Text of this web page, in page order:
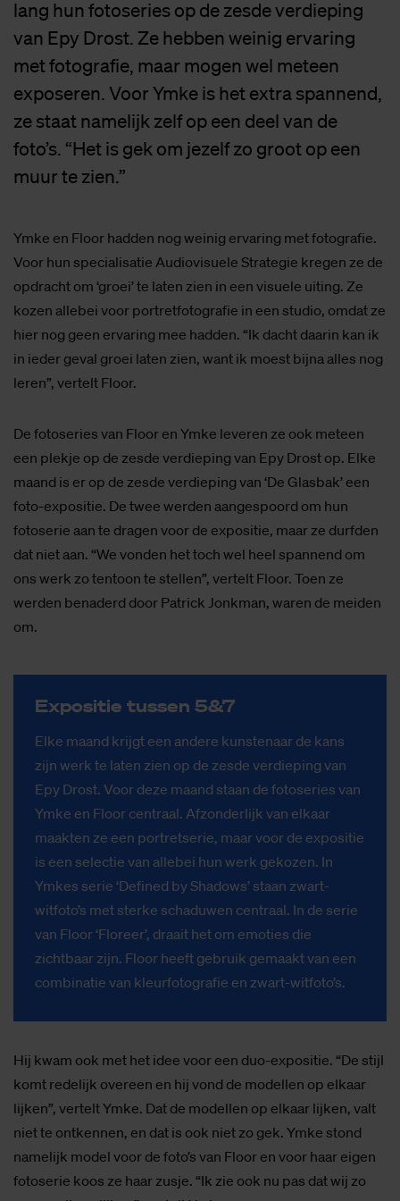
lang hun fotoseries op de zesde verdieping
van Epy Drost. Ze hebben weinig ervaring
met fotografie, maar mogen wel meteen
exposeren. Voor Ymke is het extra spannend,
ze staat namelijk zelf op een deel van de
foto’s. “Het is gek om jezelf zo groot op een
muur te zien.”
Ymke en Floor hadden nog weinig ervaring met fotografie.
Voor hun specialisatie Audiovisuele Strategie kregen ze de
opdracht om ‘groei’ te laten zien in een visuele uiting. Ze
kozen allebei voor portretfotografie in een studio, omdat ze
hier nog geen ervaring mee hadden. “Ik dacht daarin kan ik
in ieder geval groei laten zien, want ik moest bijna alles nog
leren”, vertelt Floor.
De fotoseries van Floor en Ymke leveren ze ook meteen
een plekje op de zesde verdieping van Epy Drost op. Elke
maand is er op de zesde verdieping van ‘De Glasbak’ een
foto-expositie. De twee werden aangespoord om hun
fotoserie aan te dragen voor de expositie, maar ze durfden
dat niet aan. “We vonden het toch wel heel spannend om
ons werk zo tentoon te stellen”, vertelt Floor. Toen ze
werden benaderd door Patrick Jonkman, waren de meiden
om.
Ex­po­si­tie tus­sen 5&7
Elke maand krijgt een andere kunstenaar de kans
zijn werk te laten zien op de zesde verdieping van
Epy Drost. Voor deze maand staan de fotoseries van
Ymke en Floor centraal. Afzonderlijk van elkaar
maakten ze een portretserie, maar voor de expositie
is een selectie van allebei hun werk gekozen. In
Ymkes serie ‘Defined by Shadows’ staan zwart-
witfoto’s met sterke schaduwen centraal. In de serie
van Floor ‘Floreer’, draait het om emoties die
zichtbaar zijn. Floor heeft gebruik gemaakt van een
combinatie van kleurfotografie en zwart-witfoto’s.
Hij kwam ook met het idee voor een duo-expositie. “De stijl
komt redelijk overeen en hij vond de modellen op elkaar
lijken”, vertelt Ymke. Dat de modellen op elkaar lijken, valt
niet te ontkennen, en dat is ook niet zo gek. Ymke stond
namelijk model voor de foto’s van Floor en voor haar eigen
fotoserie koos ze haar zusje. “Ik zie ook nu pas dat wij zo